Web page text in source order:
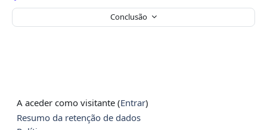
Conclusão
A aceder como visitante (Entrar)
Resumo da retenção de dados